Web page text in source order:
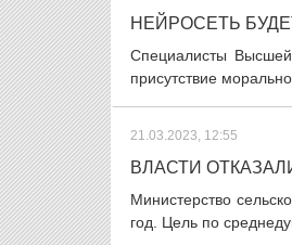
НЕЙРОСЕТЬ
Специалисты
присутствие
21.03.2023, 12:55
ВЛАСТИ
Министерство
год. Цель по